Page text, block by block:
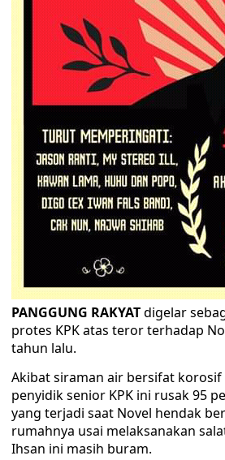
PANGGUNG RAKYATdigelar
protes KPK atas teror terhadap
tahun lalu.
Akibat siraman air bersifat
penyidik senior KPK ini rusak 95
yang terjadi saat Novel hendak
rumahnya usai melaksanakan
Ihsan ini masih buram.